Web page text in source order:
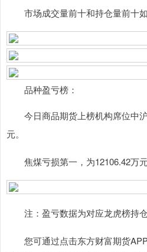
市场成交量前十和持仓量前十如
品种盈亏榜：
今日商品期货上榜机构席位中沪
元。
焦煤亏损第一，为12106.42万元
注：盈亏数据为对应龙虎榜持仓
您可通过点击东方财富期货APP